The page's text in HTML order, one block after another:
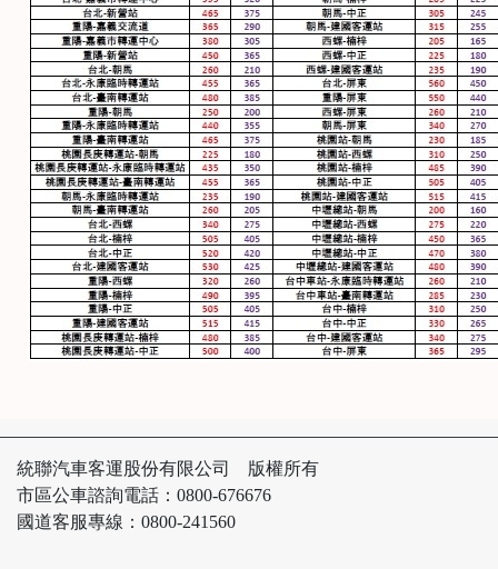
統聯汽車客運股份有限公司 版權所有
市區公車諮詢電話：0800-676676
國道客服專線：0800-241560